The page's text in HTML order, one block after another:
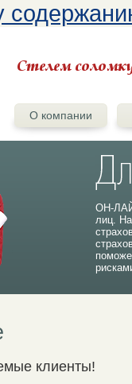
О компании
ОН-
лиц.
клиенты!